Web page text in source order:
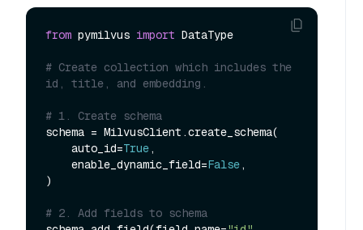
from pymilvus import DataType
# Create collection which includes the
id, title, and embedding.
# 1. Create schema
schema = MilvusClient.create_schema(
    auto_id=
True,
    enable_dynamic_field=
False,
)
# 2. Add fields to schema